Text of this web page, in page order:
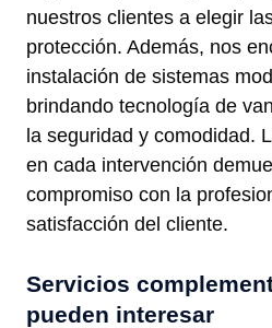
nuestros clientes a elegir
protección. Además, nos
instalación de sistemas
brindando tecnología de
la seguridad y comodidad.
en cada intervención
compromiso con la
satisfacción del cliente.
Servicios
pueden interesar